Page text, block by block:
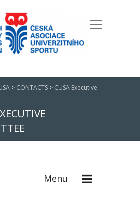
> CONTACTS > CUSA Executive
Menu